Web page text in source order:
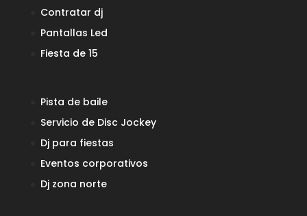
Contratar dj
Pantallas Led
Fiesta de 15
Pista de baile
Servicio de Disc Jockey
Dj para fiestas
Eventos corporativos
Dj zona norte